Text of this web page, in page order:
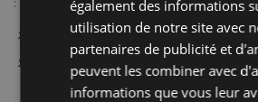
tissus coupés à la demande du client
produits ouverts ne pouvant être
d’hygiène ;
également des informations
utilisation de notre site avec
partenaires de publicité et
peuvent les combiner avec
informations que vous leur